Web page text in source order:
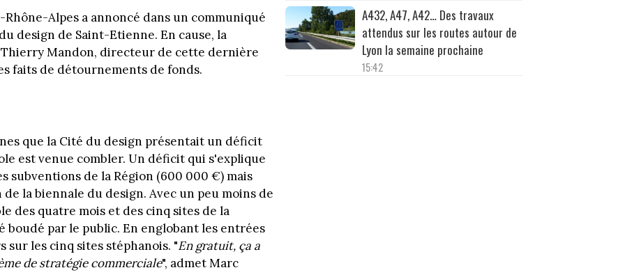
Alpes a annoncé dans un communiqué
design de Saint-Etienne. En cause, la
Mandon, directeur de cette dernière
faits de détournements de fonds.
que la Cité du design présentait un déficit
est venue combler. Un déficit qui s'explique
subventions de la Région (600 000 €) mais
la biennale du design. Avec un peu moins de
des quatre mois et des cinq sites de la
boudé par le public. En englobant les entrées
sur les cinq sites stéphanois. "En gratuit, ça a
de stratégie commerciale", admet Marc
A432, A47, A42… Des travaux
attendus sur les routes autour de
Lyon la semaine prochaine
15:42